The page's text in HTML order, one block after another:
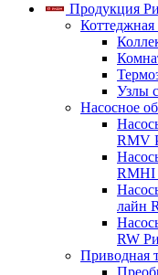
Продукция
Коттеджная
Узлы
Насосное
RMV
RMHI
лайн
RW
Приводная